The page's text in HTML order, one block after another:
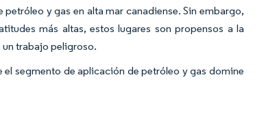
y gas en alta mar canadiense. Sin embargo,
más altas, estos lugares son propensos a la
un trabajo peligroso.
segmento de aplicación de petróleo y gas domine